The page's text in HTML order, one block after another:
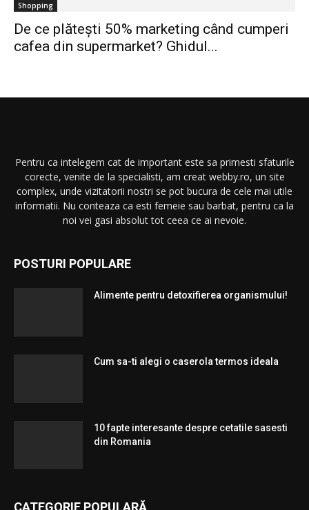
Shopping
De ce plătești 50% marketing când cumperi
cafea din supermarket? Ghidul...
Pentru ca intelegem cat de important este sa primesti sfaturile
corecte, venite de la specialisti, am creat webby.ro, un site
complex, unde vizitatorii nostri se pot bucura de cele mai utile
informatii. Nu conteaza ca esti femeie sau barbat, pentru ca la
noi vei gasi absolut tot ceea ce ai nevoie.
POSTURI POPULARE
Alimente pentru detoxifierea organismului!
Cum sa-ti alegi o caserola termos ideala
10 fapte interesante despre cetatile sasesti
din Romania